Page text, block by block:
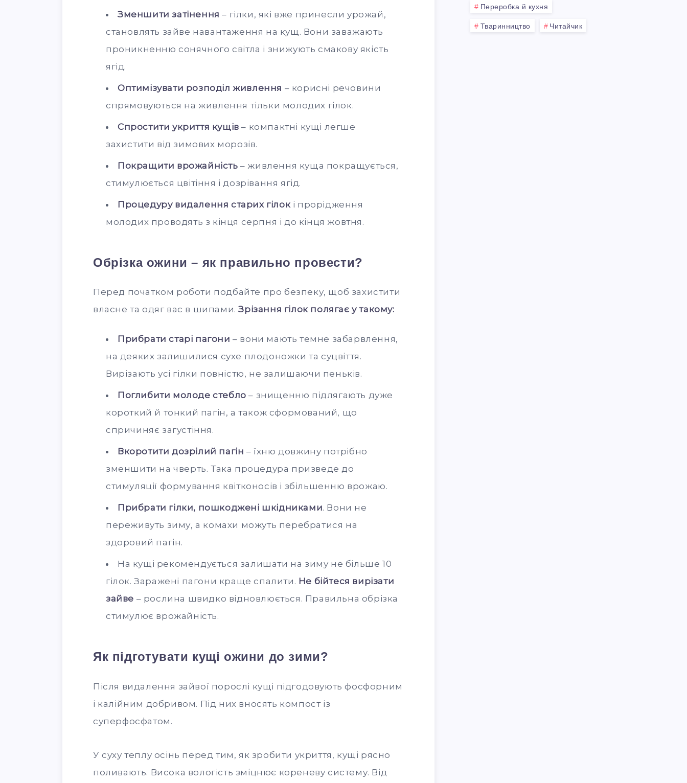
Зменшити затінення– гілки, які вже принесли урожай,
становлять зайве навантаження на кущ. Вони заважають
проникненню сонячного світла і знижують смакову якість
ягід.
Оптимізувати розподіл живлення – корисні речовини
спрямовуються на живлення тільки молодих гілок.
Спростити укриття кущів – компактні кущі легше
захистити від зимових морозів.
Покращити врожайність – живлення куща покращується,
стимулюється цвітіння і дозрівання ягід.
Процедуру видалення старих гілокі прорідження
молодих проводять з кінця серпня і до кінця жовтня.
Обрізка ожини – як правильно провести?
Перед початком роботи подбайте про безпеку, щоб захистити
власне та одяг вас в шипами.Зрізання гiлок полягає у такому:
Прибрати старі пагони – вони мають темне забарвлення,
на деяких залишилися сухе плодоножки та суцвіття.
Вирізають усі гілки повністю, не залишаючи пеньків.
Поглибити молоде стебло – знищенню підлягають дуже
короткий й тонкий пагін, а також сформований, що
спричиняє загустіння.
Вкоротити дозрілий пагін– їхню довжину потрібно
зменшити на чверть. Така процедура призведе до
стимуляції формування квітконосів і збільшенню врожаю.
Прибрати гілки, пошкоджені шкідниками. Вони не
переживуть зиму, а комахи можуть перебратися на
здоровий пагін.
На кущі рекомендується залишати на зиму не більше 10
гілок. Заражені пагони краще спалити. Не бійтеся вирізати
зайве – рослина швидко відновлюється. Правильна обрізка
стимулює врожайність.
Як підготувати кущі ожини до зими?
Після видалення зайвої порослі кущі підгодовують фосфорним
і калійним добривом. Під них вносять компост із
суперфосфатом.
У суху теплу осінь перед тим, як зробити укриття, кущі рясно
поливають. Висока вологість зміцнює кореневу систему. Від
Переробка й кухня
Тваринництво Читайчик